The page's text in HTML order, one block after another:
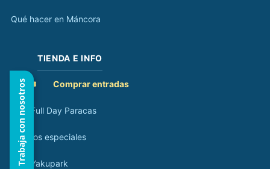
Qué hacer en Máncora
TIENDA E INFO
🎟️ Comprar entradas
Tour Full Day Paracas
Eventos especiales
Blog Yakupark
Trabaja con nosotros